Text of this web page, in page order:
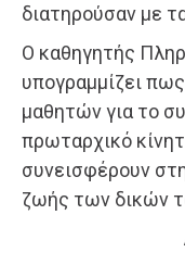
διατηρούσαν με
Ο καθηγητής
υπογραμμίζει
μαθητών για το
πρωταρχικό
συνεισφέρουν
ζωής των δικών